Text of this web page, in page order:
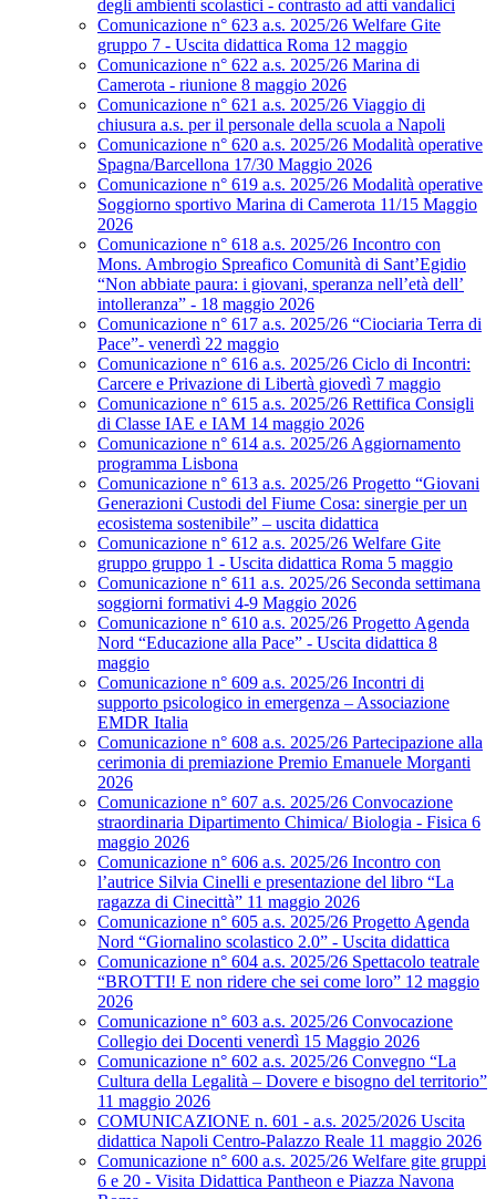
degli ambienti scolastici - contrasto ad atti vandalici
Comunicazione n° 623 a.s. 2025/26 Welfare Gite
gruppo 7 - Uscita didattica Roma 12 maggio
Comunicazione n° 622 a.s. 2025/26 Marina di
Camerota - riunione 8 maggio 2026
Comunicazione n° 621 a.s. 2025/26 Viaggio di
chiusura a.s. per il personale della scuola a Napoli
Comunicazione n° 620 a.s. 2025/26 Modalità operative
Spagna/Barcellona 17/30 Maggio 2026
Comunicazione n° 619 a.s. 2025/26 Modalità operative
Soggiorno sportivo Marina di Camerota 11/15 Maggio
2026
Comunicazione n° 618 a.s. 2025/26 Incontro con
Mons. Ambrogio Spreafico Comunità di Sant’Egidio
“Non abbiate paura: i giovani, speranza nell’età dell’
intolleranza” - 18 maggio 2026
Comunicazione n° 617 a.s. 2025/26 “Ciociaria Terra di
Pace”- venerdì 22 maggio
Comunicazione n° 616 a.s. 2025/26 Ciclo di Incontri:
Carcere e Privazione di Libertà giovedì 7 maggio
Comunicazione n° 615 a.s. 2025/26 Rettifica Consigli
di Classe IAE e IAM 14 maggio 2026
Comunicazione n° 614 a.s. 2025/26 Aggiornamento
programma Lisbona
Comunicazione n° 613 a.s. 2025/26 Progetto “Giovani
Generazioni Custodi del Fiume Cosa: sinergie per un
ecosistema sostenibile” – uscita didattica
Comunicazione n° 612 a.s. 2025/26 Welfare Gite
gruppo gruppo 1 - Uscita didattica Roma 5 maggio
Comunicazione n° 611 a.s. 2025/26 Seconda settimana
soggiorni formativi 4-9 Maggio 2026
Comunicazione n° 610 a.s. 2025/26 Progetto Agenda
Nord “Educazione alla Pace” - Uscita didattica 8
maggio
Comunicazione n° 609 a.s. 2025/26 Incontri di
supporto psicologico in emergenza – Associazione
EMDR Italia
Comunicazione n° 608 a.s. 2025/26 Partecipazione alla
cerimonia di premiazione Premio Emanuele Morganti
2026
Comunicazione n° 607 a.s. 2025/26 Convocazione
straordinaria Dipartimento Chimica/ Biologia - Fisica 6
maggio 2026
Comunicazione n° 606 a.s. 2025/26 Incontro con
l’autrice Silvia Cinelli e presentazione del libro “La
ragazza di Cinecittà” 11 maggio 2026
Comunicazione n° 605 a.s. 2025/26 Progetto Agenda
Nord “Giornalino scolastico 2.0” - Uscita didattica
Comunicazione n° 604 a.s. 2025/26 Spettacolo teatrale
“BROTTI! E non ridere che sei come loro” 12 maggio
2026
Comunicazione n° 603 a.s. 2025/26 Convocazione
Collegio dei Docenti venerdì 15 Maggio 2026
Comunicazione n° 602 a.s. 2025/26 Convegno “La
Cultura della Legalità – Dovere e bisogno del territorio”
11 maggio 2026
COMUNICAZIONE n. 601 - a.s. 2025/2026 Uscita
didattica Napoli Centro-Palazzo Reale 11 maggio 2026
Comunicazione n° 600 a.s. 2025/26 Welfare gite gruppi
6 e 20 - Visita Didattica Pantheon e Piazza Navona